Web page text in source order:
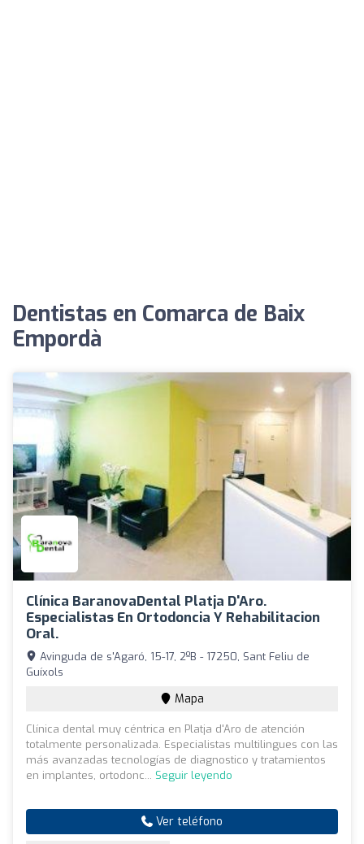
Dentistas en Comarca de Baix
Empordà
Clínica BaranovaDental Platja D'Aro.
Especialistas En Ortodoncia Y Rehabilitacion
Oral.
Avinguda de s'Agaró, 15-17, 2ºB - 17250, Sant Feliu de
Guíxols
Mapa
Clínica dental muy céntrica en Platja d'Aro de atención
totalmente personalizada. Especialistas multilingues con las
más avanzadas tecnologías de diagnostico y tratamientos
en implantes, ortodonc... Seguir leyendo
Ver teléfono